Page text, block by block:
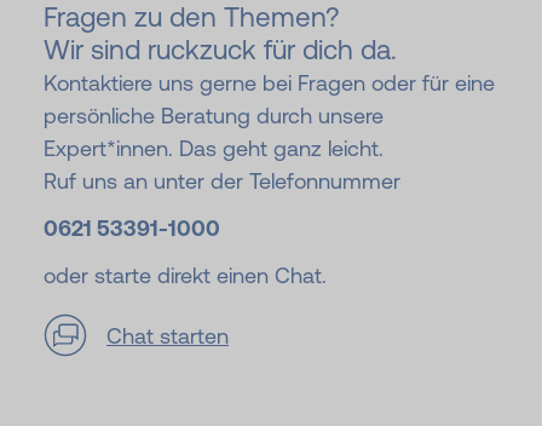
Fragen zu den Themen?
Wir sind ruckzuck für dich da.
Kontaktiere uns gerne bei Fragen oder für eine
persönliche Beratung durch unsere
Expert*innen. Das geht ganz leicht.
Ruf uns an unter der Telefonnummer
0621 53391-1000
oder starte direkt einen Chat.
Chat starten